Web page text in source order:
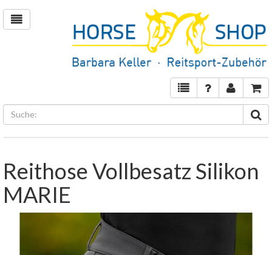
Reithose Vollbesatz Silikon
MARIE